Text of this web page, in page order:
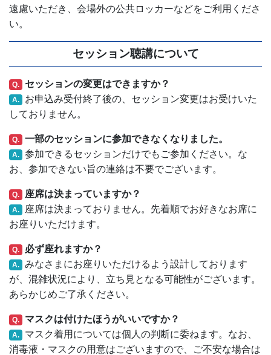
遠慮いただき、会場外の公共ロッカーなどをご利用くださ
い。
セッション聴講について
Q. セッションの変更はできますか？
A. お申込み受付終了後の、セッション変更はお受けいた
しておりません。
Q. 一部のセッションに参加できなくなりました。
A. 参加できるセッションだけでもご参加ください。な
お、参加できない旨の連絡は不要でございます。
Q. 座席は決まっていますか？
A. 座席は決まっておりません。先着順でお好きなお席に
お座りいただけます。
Q. 必ず座れますか？
A. みなさまにお座りいただけるよう設計しております
が、混雑状況により、立ち見となる可能性がございます。
あらかじめご了承ください。
Q. マスクは付けたほうがいいですか？
A. マスク着用については個人の判断に委ねます。なお、
消毒液・マスクの用意はございますので、ご不安な場合は